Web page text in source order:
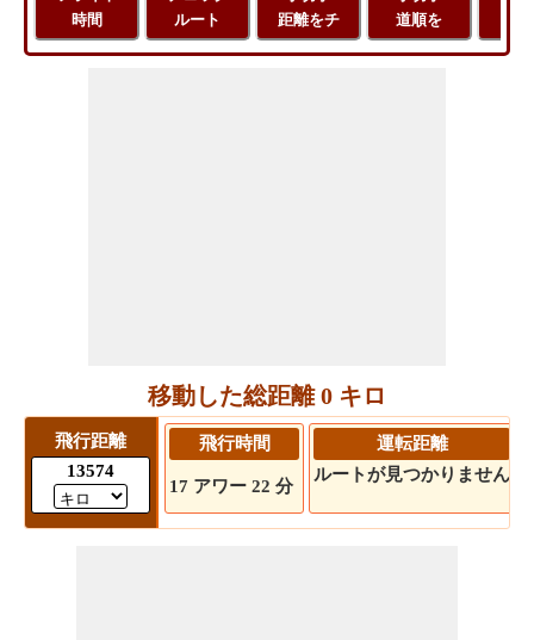
時間
ルート
距離をチ
道順を
移動した総距離 0 キロ
飛行距離
13574
飛行時間
17 アワー 22 分
運転距離
ルートが見つかりません